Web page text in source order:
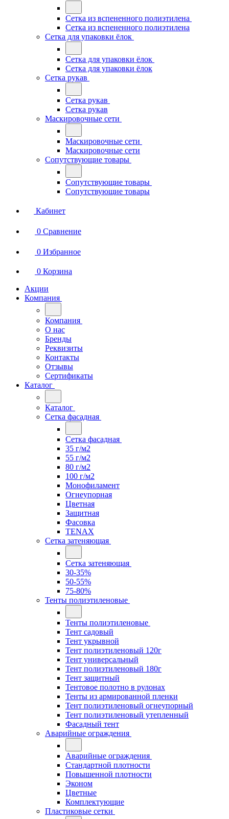
Сетка из вспененного полиэтилена
Сетка из вспененного полиэтилена
Сетка для упаковки ёлок
Сетка для упаковки ёлок
Сетка для упаковки ёлок
Сетка рукав
Сетка рукав
Сетка рукав
Маскировочные сети
Маскировочные сети
Маскировочные сети
Сопутствующие товары
Сопутствующие товары
Сопутствующие товары
Кабинет
0 Сравнение
0 Избранное
0 Корзина
Акции
Компания
Компания
О нас
Бренды
Реквизиты
Контакты
Отзывы
Сертификаты
Каталог
Каталог
Сетка фасадная
Сетка фасадная
35 г/м2
55 г/м2
80 г/м2
100 г/м2
Монофиламент
Огнеупорная
Цветная
Защитная
Фасовка
TENAX
Сетка затеняющая
Сетка затеняющая
30-35%
50-55%
75-80%
Тенты полиэтиленовые
Тенты полиэтиленовые
Тент садовый
Тент укрывной
Тент полиэтиленовый 120г
Тент универсальный
Тент полиэтиленовый 180г
Тент защитный
Тентовое полотно в рулонах
Тенты из армированной пленки
Тент полиэтиленовый огнеупорный
Тент полиэтиленовый утепленный
Фасадный тент
Аварийные ограждения
Аварийные ограждения
Стандартной плотности
Повышенной плотности
Эконом
Цветные
Комплектующие
Пластиковые сетки